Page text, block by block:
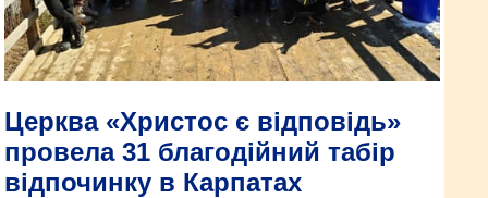
Церква «Христос є відповідь»
провела 31 благодійний табір
відпочинку в Карпатах